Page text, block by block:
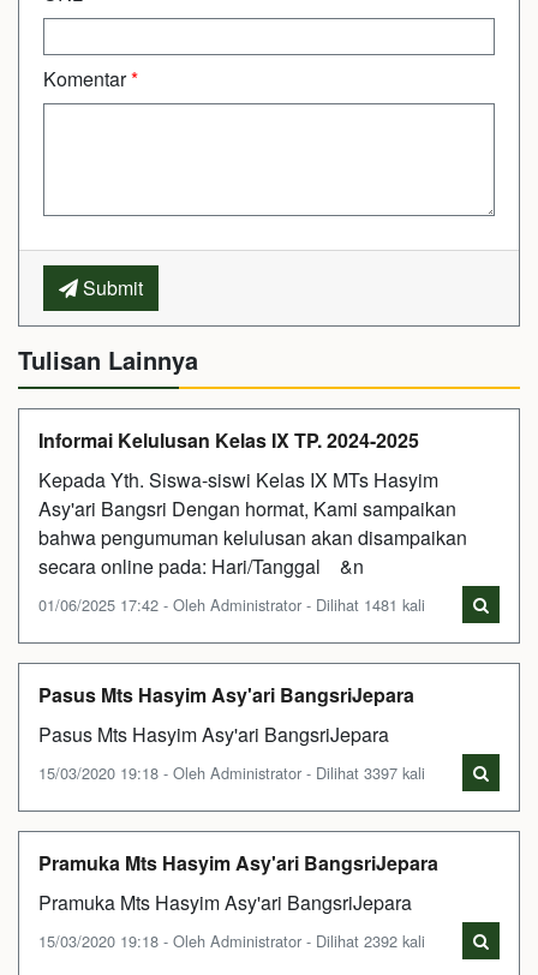
Komentar*
Submit
Tulisan Lainnya
Informai Kelulusan Kelas IX TP. 2024-2025
Kepada Yth. Siswa-siswi Kelas IX MTs Hasyim
Asy'ari Bangsri Dengan hormat, Kami sampaikan
bahwa pengumuman kelulusan akan disampaikan
secara online pada: Hari/Tanggal &n
01/06/2025 17:42 - Oleh Administrator - Dilihat 1481 kali
Pasus Mts Hasyim Asy'ari BangsriJepara
Pasus Mts Hasyim Asy'ari BangsriJepara
15/03/2020 19:18 - Oleh Administrator - Dilihat 3397 kali
Pramuka Mts Hasyim Asy'ari BangsriJepara
Pramuka Mts Hasyim Asy'ari BangsriJepara
15/03/2020 19:18 - Oleh Administrator - Dilihat 2392 kali